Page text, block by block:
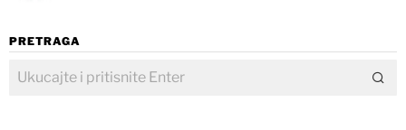
PRETRAGA